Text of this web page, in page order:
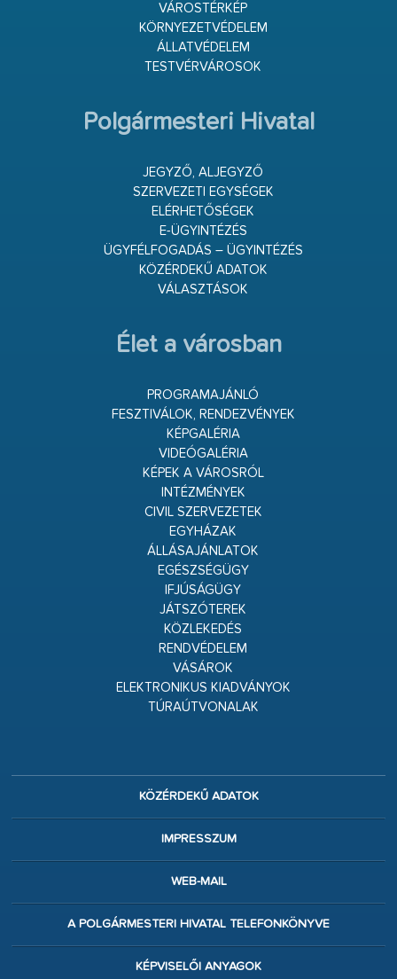
VÁROSTÉRKÉP
KÖRNYEZETVÉDELEM
ÁLLATVÉDELEM
TESTVÉRVÁROSOK
Polgármesteri Hivatal
JEGYZŐ, ALJEGYZŐ
SZERVEZETI EGYSÉGEK
ELÉRHETŐSÉGEK
E-ÜGYINTÉZÉS
ÜGYFÉLFOGADÁS – ÜGYINTÉZÉS
KÖZÉRDEKŰ ADATOK
VÁLASZTÁSOK
Élet a városban
PROGRAMAJÁNLÓ
FESZTIVÁLOK, RENDEZVÉNYEK
KÉPGALÉRIA
VIDEÓGALÉRIA
KÉPEK A VÁROSRÓL
INTÉZMÉNYEK
CIVIL SZERVEZETEK
EGYHÁZAK
ÁLLÁSAJÁNLATOK
EGÉSZSÉGÜGY
IFJÚSÁGÜGY
JÁTSZÓTEREK
KÖZLEKEDÉS
RENDVÉDELEM
VÁSÁROK
ELEKTRONIKUS KIADVÁNYOK
TÚRAÚTVONALAK
KÖZÉRDEKŰ ADATOK
IMPRESSZUM
WEB-MAIL
A POLGÁRMESTERI HIVATAL TELEFONKÖNYVE
KÉPVISELŐI ANYAGOK